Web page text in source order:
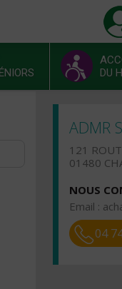
DU
ADMR
121
01480
NOUS
Email :
04